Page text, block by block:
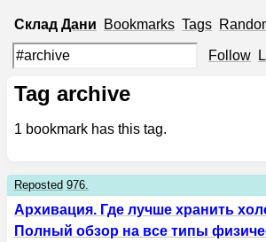
Склад Дани Bookmarks Tags
Follow
Tag archive
1 bookmark has this tag.
Reposted 976.
Архивация. Где лучше хранить
Полный обзор на все типы